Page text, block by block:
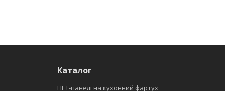
Каталог
ПЕТ-панелі на кухонний фартух